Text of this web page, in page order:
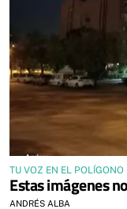
TU VOZ EN EL POLÍGONO
Estas imágenes
ANDRÉS ALBA